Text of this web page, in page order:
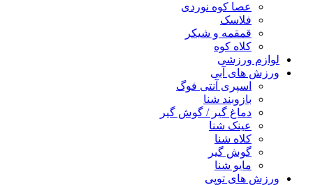
عصا کوه نوردی
فلاسک
قمقمه و شیکر
کلاه کوه
لوازم ورزشی
ورزش های آبی
اسپری آنتی فوگ
بازوبند شنا
دماغ گیر / گوش گیر
عینک شنا
کلاه شنا
گوش گیر
مایو شنا
ورزش های توپی